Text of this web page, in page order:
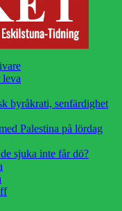
leva
byråkrati, senfärdighet
Palestina på lördag
sjuka inte får dö?